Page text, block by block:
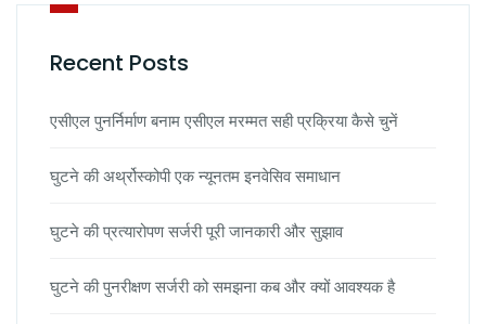
Recent Posts
एसीएल पुनर्निर्माण बनाम एसीएल मरम्मत सही प्रक्रिया कैसे चुनें
घुटने की अर्थ्रोस्कोपी एक न्यूनतम इनवेसिव समाधान
घुटने की प्रत्यारोपण सर्जरी पूरी जानकारी और सुझाव
घुटने की पुनरीक्षण सर्जरी को समझना कब और क्यों आवश्यक है